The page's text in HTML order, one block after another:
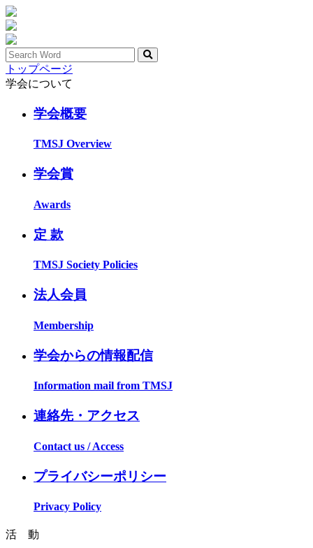
トップページ
学会について
学会概要
TMSJ Overview
学会賞
Awards
定 款
TMSJ Society Policies
法人会員
Membership
学会からの情報配信
Information mail from TMSJ
連絡先・アクセス
Contact us / Access
プライバシーポリシー
Privacy Policy
活 動